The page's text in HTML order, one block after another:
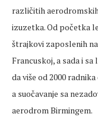
različitih
izuzetka. Od početka
štrajkovi zaposlenih
Francuskoj, a sada i
da više od 2000
a suočavanje sa
aerodrom Birmingem.